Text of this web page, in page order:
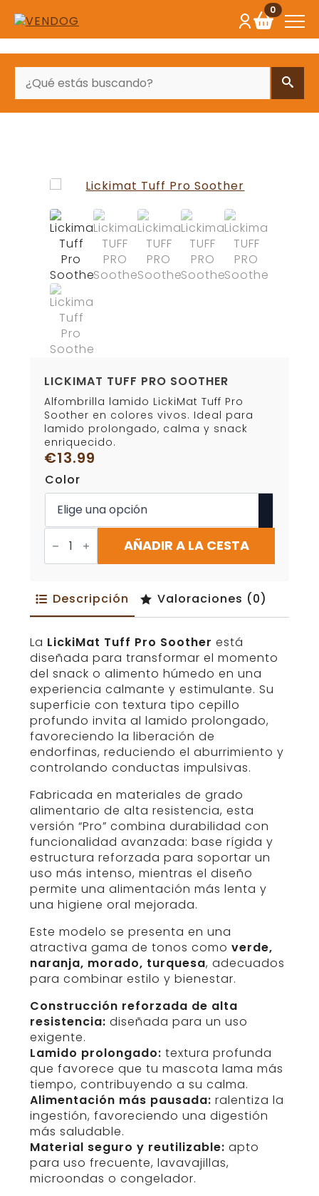
0
LICKIMAT TUFF PRO SOOTHER
Alfombrilla lamido LickiMat Tuff Pro
Soother en colores vivos. Ideal para
lamido prolongado, calma y snack
enriquecido.
€13.99
Color
LickiMat
Tuff
Soother
AÑADIR A LA CESTA
Descripción Valoraciones (0)
La LickiMat Tuff Pro Soother está
diseñada para transformar el momento
del snack o alimento húmedo en una
experiencia calmante y estimulante. Su
superficie con textura tipo cepillo
profundo invita al lamido prolongado,
favoreciendo la liberación de
endorfinas, reduciendo el aburrimiento y
controlando conductas impulsivas.
Fabricada en materiales de grado
alimentario de alta resistencia, esta
versión “Pro” combina durabilidad con
funcionalidad avanzada: base rígida y
estructura reforzada para soportar un
uso más intenso, mientras el diseño
permite una alimentación más lenta y
una higiene oral mejorada.
Este modelo se presenta en una
atractiva gama de tonos comoverde,
naranja, morado, turquesa, adecuados
para combinar estilo y bienestar.
Construcción reforzada de alta
resistencia: diseñada para un uso
exigente.
Lamido prolongado: textura profunda
que favorece que tu mascota lama más
tiempo, contribuyendo a su calma.
Alimentación más pausada: ralentiza la
ingestión, favoreciendo una digestión
más saludable.
Material seguro y reutilizable: apto
para uso frecuente, lavavajillas,
microondas o congelador.